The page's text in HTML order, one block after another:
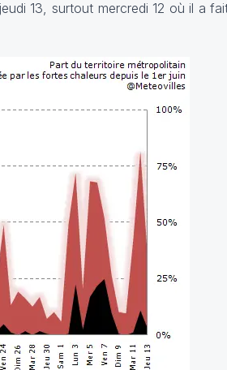
13, surtout mercredi 12 où il a